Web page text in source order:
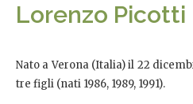
Lorenzo Picotti
Nato a Verona (Italia) il 22
tre figli (nati 1986, 1989, 1991).